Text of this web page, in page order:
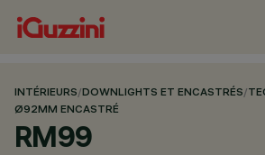
INTÉRIEURS/DOWNLIGHTS ET ENCASTRÉS/
Ø92MM ENCASTRÉ
RM99